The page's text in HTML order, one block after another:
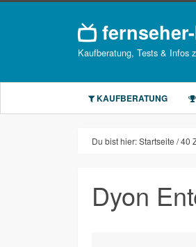
Kaufberatung, Tests & Infos
KAUFBERATUNG
Du bist hier:Startseite 40
Dyon